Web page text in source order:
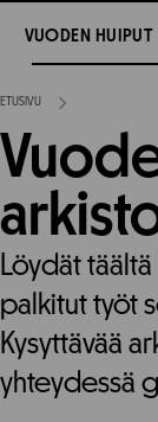
suoraan
sisältöön
VUODEN HUIPUT
VUODEN HUIPUT
ETUSIVU
Löydät
palkitut työt
Kysyttävää
yhteydessä